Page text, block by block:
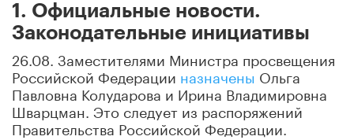
1. Официальные новости.
Законодательные инициативы
26.08. Заместителями Министра просвещения
Российской Федерации назначены Ольга
Павловна Колударова и Ирина Владимировна
Шварцман. Это следует из распоряжений
Правительства Российской Федерации.